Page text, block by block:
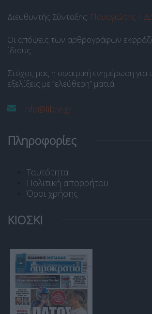
Διευθυντής Σύνταξης: Παναγιώτης Ι.
Οι απόψεις των αρθρογράφων
ίδιους.
Στόχος μας η σφαιρική ενημέρωση για
εξελίξεις με “ελεύθερη” ματιά.
info@libre.gr
Πληροφορίες
Ταυτότητα
Πολιτική απορρήτου
Όροι χρήσης
ΚΙΟΣΚΙ